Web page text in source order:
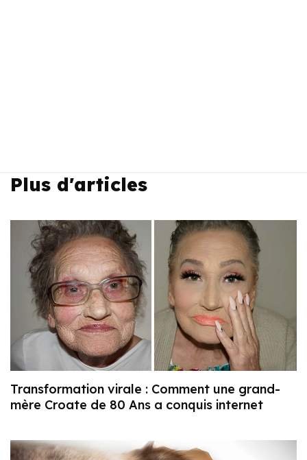
Plus d'articles
Transformation virale : Comment une grand-
mère Croate de 80 Ans a conquis internet